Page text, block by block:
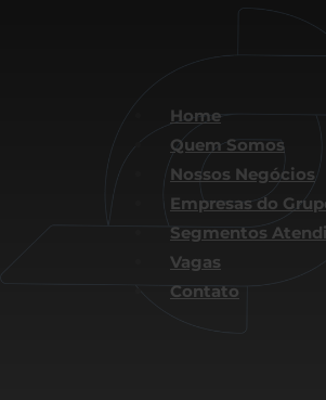
Home
Quem Somos
Nossos Negócios
Empresas do
Segmentos
Vagas
Contato